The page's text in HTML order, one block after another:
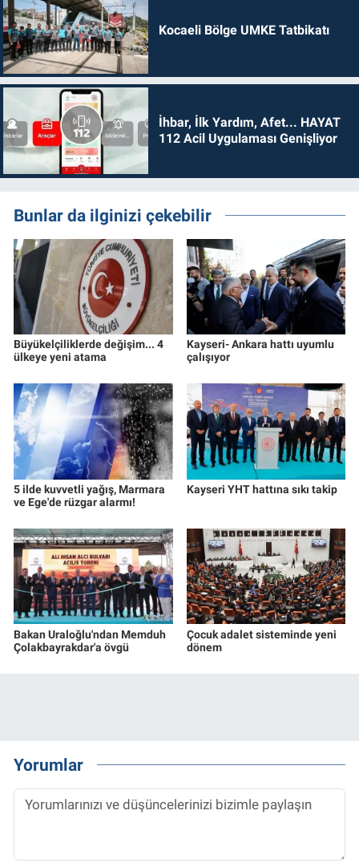
Kocaeli Bölge UMKE Tatbikatı
İhbar, İlk Yardım, Afet... HAYAT
112 Acil Uygulaması Genişliyor
Bunlar da ilginizi çekebilir
Büyükelçiliklerde değişim... 4
ülkeye yeni atama
Kayseri- Ankara hattı uyumlu
çalışıyor
5 ilde kuvvetli yağış, Marmara
ve Ege'de rüzgar alarmı!
Kayseri YHT hattına sıkı takip
Bakan Uraloğlu'ndan Memduh
Çolakbayrakdar'a övgü
Çocuk adalet sisteminde yeni
dönem
Yorumlar